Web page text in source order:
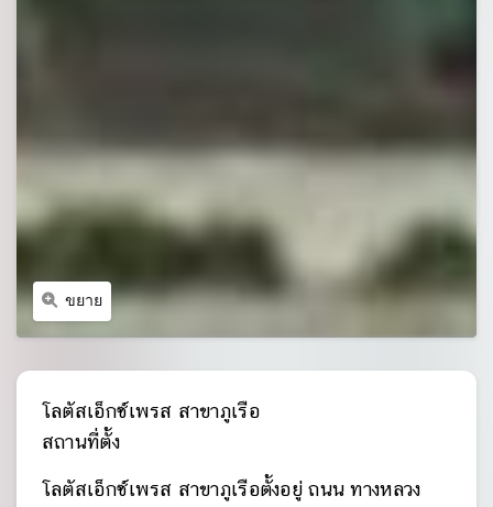
ขยาย
โลตัสเอ็กซ์เพรส สาขาภูเรือ
สถานที่ตั้ง
โลตัสเอ็กซ์เพรส สาขาภูเรือตั้งอยู่ ถนน ทางหลวง